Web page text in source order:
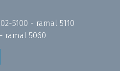
5100 - ramal 5110
ramal 5060